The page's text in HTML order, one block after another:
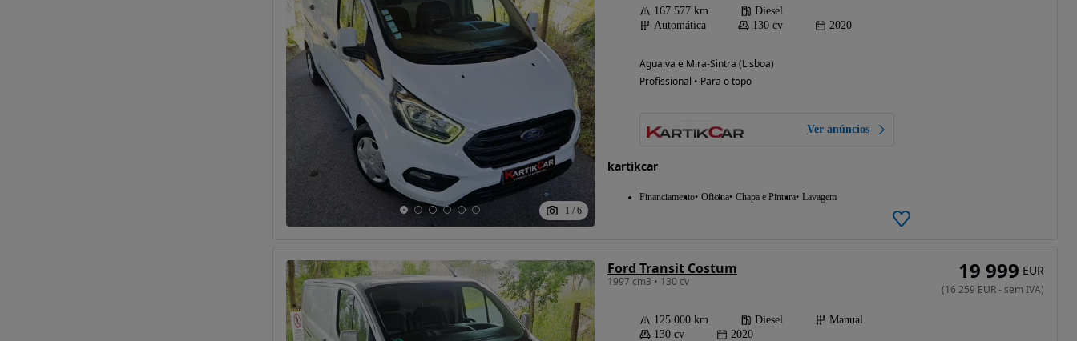
1 / 6
167 577 km
Diesel
Automática
130 cv 2020
Agualva e Mira-Sintra (Lisboa)
Profissional • Para o topo
Ver anúncios
kartikcar
Financiamento Oficina Chapa e Pintura Lavagem
Ford Transit Costum
1997 cm3 • 130 cv
125 000 km Diesel
Manual
130 cv
2020
19 999 EUR
(16 259 EUR-sem IVA)